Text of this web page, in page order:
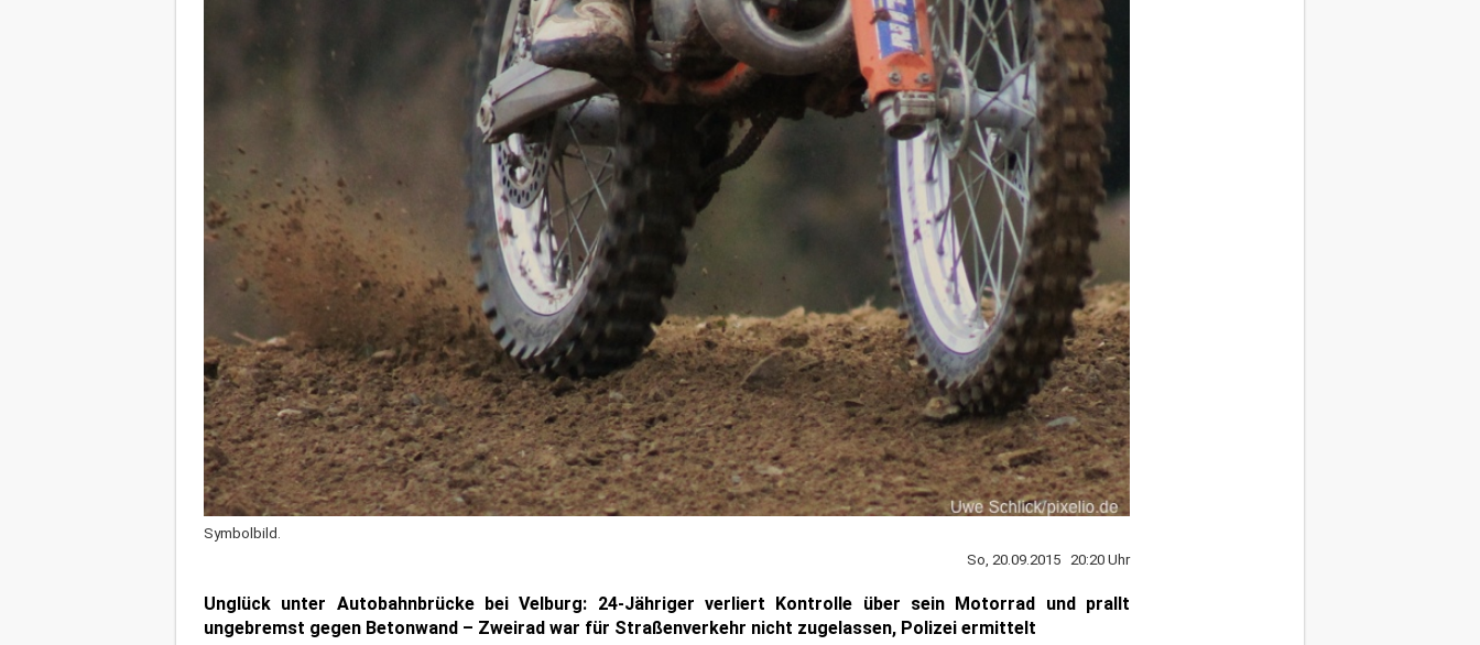
Symbolbild.
So, 20.09.2015 20:20 Uhr
Unglück unter Autobahnbrücke bei Velburg: 24-Jähriger verliert Kontrolle über sein Motorrad und prallt
ungebremst gegen Betonwand – Zweirad war für Straßenverkehr nicht zugelassen, Polizei ermittelt